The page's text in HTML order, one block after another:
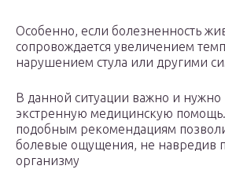
Особенно, если болезненность
сопровождается увеличением
нарушением стула или другими
В данной ситуации важно и нужно
экстренную медицинскую
подобным рекомендациям
болевые ощущения, не навредив
организму